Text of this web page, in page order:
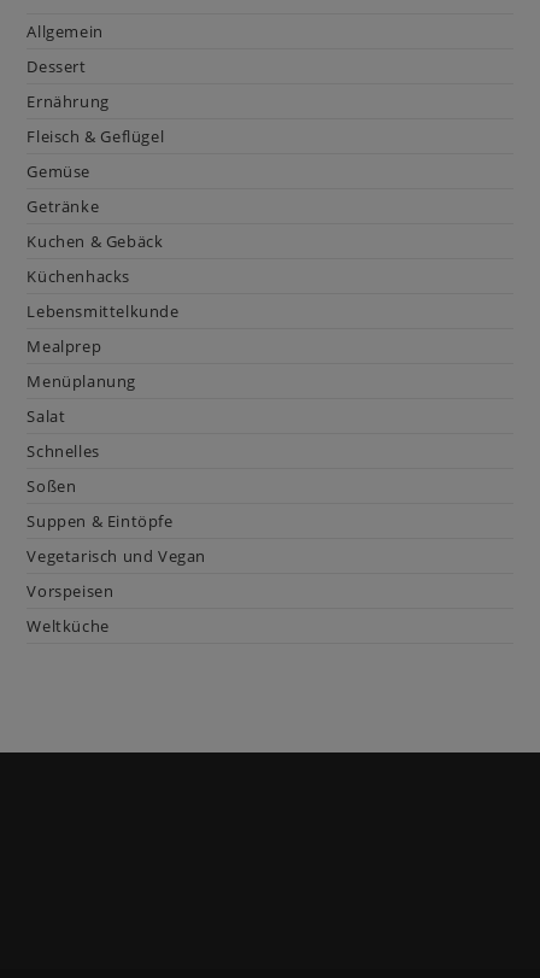
Allgemein
Dessert
Ernährung
Fleisch & Geflügel
Gemüse
Getränke
Kuchen & Gebäck
Küchenhacks
Lebensmittelkunde
Mealprep
Menüplanung
Salat
Schnelles
Soßen
Suppen & Eintöpfe
Vegetarisch und Vegan
Vorspeisen
Weltküche